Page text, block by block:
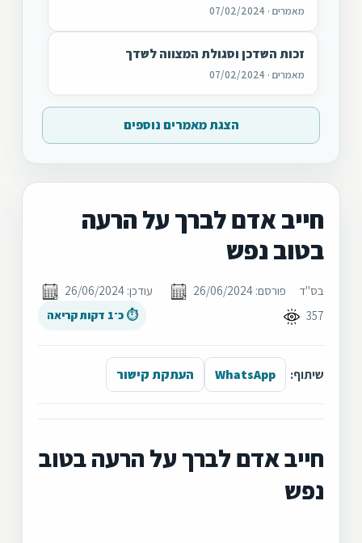
מאמרים · 07/02/2024
זכות השדכן וסגולת המצווה לשדך
מאמרים · 07/02/2024
הצגת מאמרים נוספים
חייב אדם לברך על הרעה
בטוב נפש
בס"ד פורסם: 26/06/2024
עודכן: 26/06/2024
357
⏱ כ־1 דקות קריאה
שיתוף: WhatsApp העתקת קישור
חייב אדם לברך על הרעה בטוב
נפש